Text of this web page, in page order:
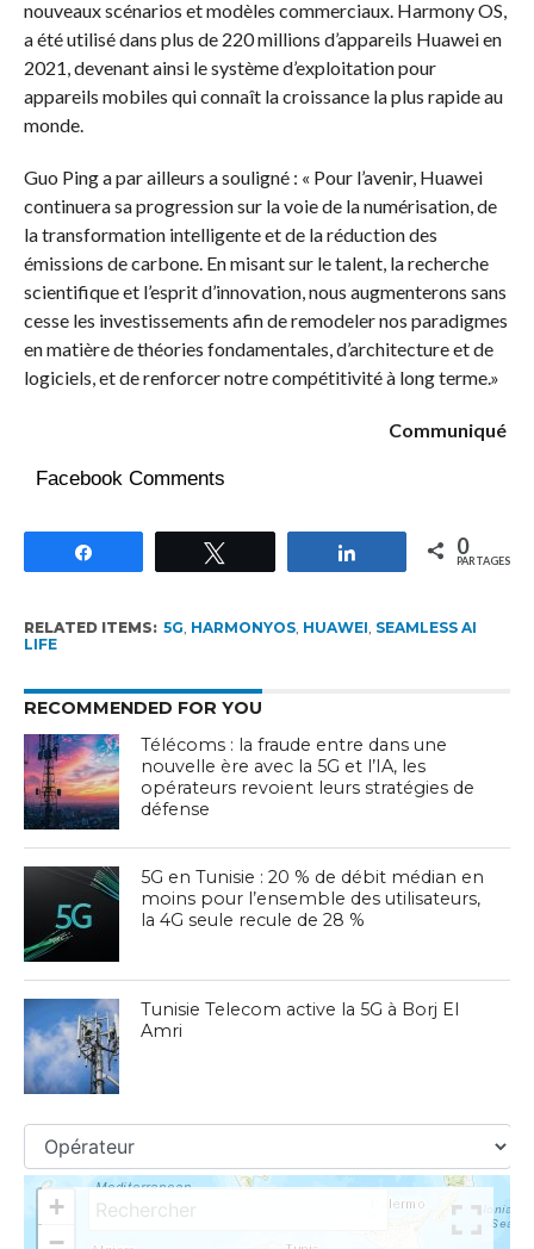
nouveaux scénarios et modèles commerciaux. Harmony OS,
a été utilisé dans plus de 220 millions d’appareils Huawei en
2021, devenant ainsi le système d’exploitation pour
appareils mobiles qui connaît la croissance la plus rapide au
monde.
Guo Ping a par ailleurs a souligné : « Pour l’avenir, Huawei
continuera sa progression sur la voie de la numérisation, de
la transformation intelligente et de la réduction des
émissions de carbone. En misant sur le talent, la recherche
scientifique et l’esprit d’innovation, nous augmenterons sans
cesse les investissements afin de remodeler nos paradigmes
en matière de théories fondamentales, d’architecture et de
logiciels, et de renforcer notre compétitivité à long terme.»
Communiqué
Facebook Comments
Partagez 0
PARTAGES
RELATED ITEMS: 5G HARMONYOS, HUAWEI SEAMLESS AI
LIFE
RECOMMENDED FOR YOU
Télécoms : la fraude entre dans une
nouvelle ère avec la 5G et l’IA, les
opérateurs revoient leurs stratégies de
défense
5G en Tunisie : 20 % de débit médian en
moins pour l’ensemble des utilisateurs,
la 4G seule recule de 28 %
Tunisie Telecom active la 5G à Borj El
Amri